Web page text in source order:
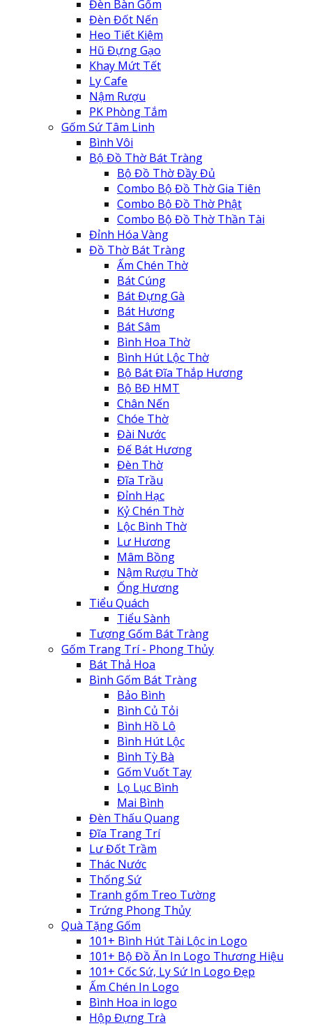
Đèn Bàn Gốm
Đèn Đốt Nến
Heo Tiết Kiệm
Hũ Đựng Gạo
Khay Mứt Tết
Ly Cafe
Nậm Rượu
PK Phòng Tắm
Gốm Sứ Tâm Linh
Bình Vôi
Bộ Đồ Thờ Bát Tràng
Bộ Đồ Thờ Đầy Đủ
Combo Bộ Đồ Thờ Gia Tiên
Combo Bộ Đồ Thờ Phật
Combo Bộ Đồ Thờ Thần Tài
Đỉnh Hóa Vàng
Đồ Thờ Bát Tràng
Ấm Chén Thờ
Bát Cúng
Bát Đựng Gà
Bát Hương
Bát Sâm
Bình Hoa Thờ
Bình Hút Lộc Thờ
Bộ Bát Đĩa Thắp Hương
Bộ BĐ HMT
Chân Nến
Chóe Thờ
Đài Nước
Đế Bát Hương
Đèn Thờ
Đĩa Trầu
Đỉnh Hạc
Kỷ Chén Thờ
Lộc Bình Thờ
Lư Hương
Mâm Bồng
Nậm Rượu Thờ
Ống Hương
Tiểu Quách
Tiểu Sành
Tượng Gốm Bát Tràng
Gốm Trang Trí - Phong Thủy
Bát Thả Hoa
Bình Gốm Bát Tràng
Bảo Bình
Bình Củ Tỏi
Bình Hồ Lô
Bình Hút Lộc
Bình Tỳ Bà
Gốm Vuốt Tay
Lọ Lục Bình
Mai Bình
Đèn Thấu Quang
Đĩa Trang Trí
Lư Đốt Trầm
Thác Nước
Thống Sứ
Tranh gốm Treo Tường
Trứng Phong Thủy
Quà Tặng Gốm
101+ Bình Hút Tài Lộc in Logo
101+ Bộ Đồ Ăn In Logo Thương Hiệu
101+ Cốc Sứ, Ly Sứ In Logo Đẹp
Ấm Chén In Logo
Bình Hoa in logo
Hộp Đựng Trà